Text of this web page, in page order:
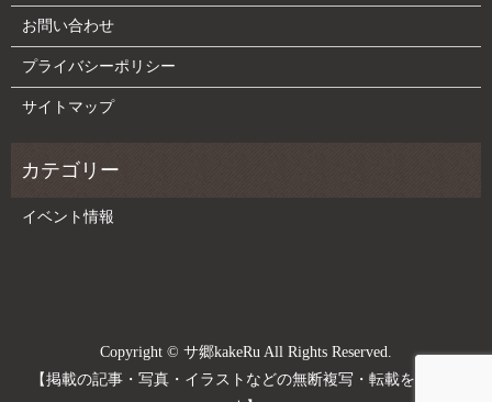
お問い合わせ
プライバシーポリシー
サイトマップ
イベント情報
Copyright © サ郷kakeRu All Rights Reserved.
【掲載の記事・写真・イラストなどの無断複写・転載を禁じま